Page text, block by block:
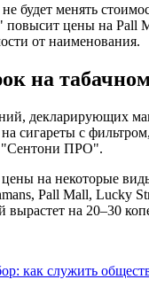
будет менять
повысит цены на Pall
от наименования.
на
декларирующих
сигареты с
ПРО".
на некоторые
Pall Mall, Lucky
вырастет на 20–30
как служить